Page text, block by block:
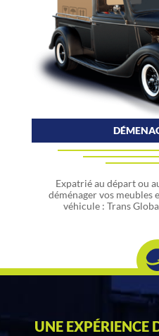
Expatrié au départ ou
déménager vos meubles
véhicule : Trans
UNE EXPÉRIENCE